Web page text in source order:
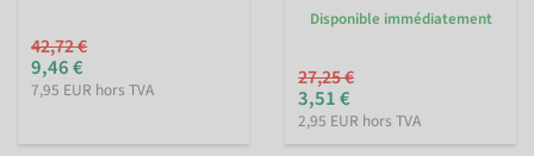
42,72 €
9,46 €
7,95 EUR hors TVA
Disponible immédiatement
27,25 €
3,51 €
2,95 EUR hors TVA